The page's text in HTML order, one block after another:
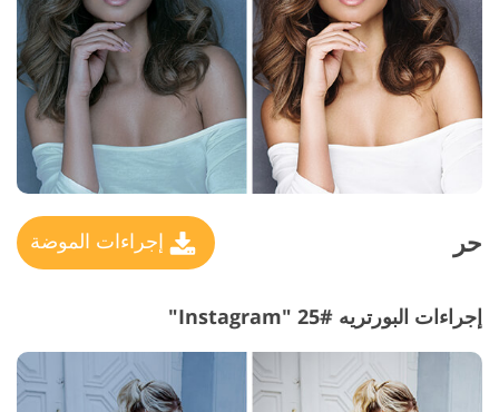
حر إجراءات الموضة
إجراءات البورتريه #25 "Instagram"